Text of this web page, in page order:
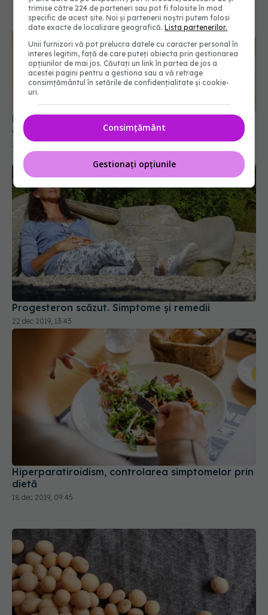
Hipotiroidism: simptome întâlnite în 6 situații
diferite
31 dec 2019, 20:39
Progesteron scăzut. Simptome și remedii
22 dec 2019, 13:43
Hiperparatiroidism, controlarea simptomelor prin
dietă
18 dec 2019, 09:45
trimise către 224 de parteneri sau pot fi folosite în mod
specific de acest site. Noi și partenerii noștri putem folosi
date exacte de localizare geografică.Lista partenerilor.
Unii furnizori vă pot prelucra datele cu caracter personal în
interes legitim, față de care puteți obiecta prin gestionarea
opțiunilor de mai jos. Căutați un link în partea de jos a
acestei pagini pentru a gestiona sau a vă retrage
consimțământul în setările de confidențialitate și cookie-
uri.
Consimțământ
Gestionați opțiunile